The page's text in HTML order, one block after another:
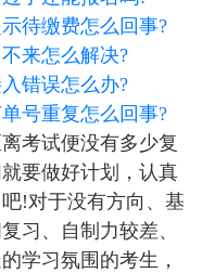
待缴费怎么回事?
来怎么解决?
错误怎么办?
号重复怎么回事?
考试便没有多少复
要做好计划，认真
!对于没有方向、基
习、自制力较差、
学习氛围的考生，